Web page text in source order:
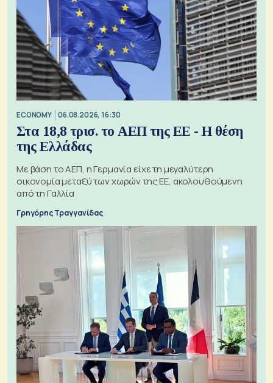
ECONOMY 06.08.2026, 16:30
Στα 18,8 τρισ. το ΑΕΠ της ΕΕ - Η θέση
της Ελλάδας
Με βάση το ΑΕΠ, η Γερμανία είχε τη μεγαλύτερη
οικονομία μεταξύ των χωρών της ΕΕ, ακολουθούμενη
από τη Γαλλία
Γρηγόρης Τραγγανίδας